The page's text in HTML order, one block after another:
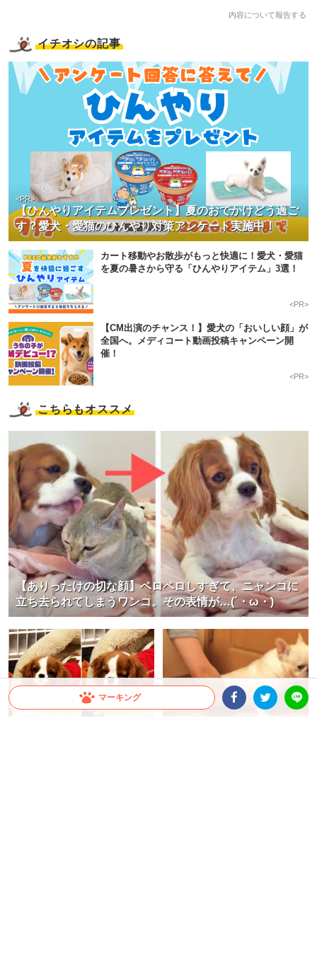
内容について報告する
マーキング
イチオシの記事
【ひんやりアイテムプレゼント】夏のおでかけどう過ご
す？愛犬・愛猫のひんやり対策アンケート実施中！
<PR>
カート移動やお散歩がもっと快適に！愛犬・愛猫
を夏の暑さから守る「ひんやりアイテム」3選！
<PR>
【CM出演のチャンス！】愛犬の「おいしい顔」が
全国へ。メディコート動画投稿キャンペーン開
催！
<PR>
こちらもオススメ
【ありったけの切な顔】ペロペロしすぎて、ニャンコに
立ち去られてしまうワンコ。その表情が…(´・ω・)